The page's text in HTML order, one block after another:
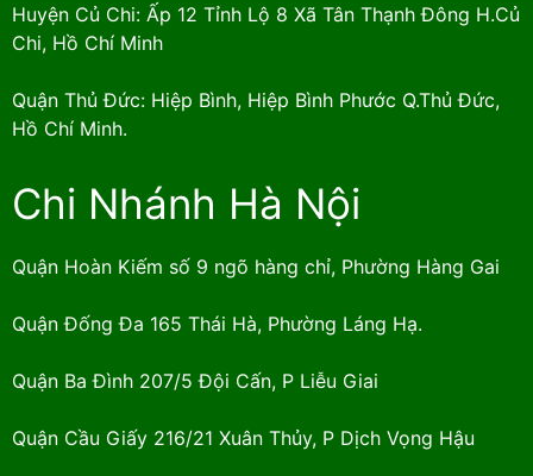
Huyện Củ Chi: Ấp 12 Tỉnh Lộ 8 Xã Tân Thạnh Đông H.Củ
Chi, Hồ Chí Minh
Quận Thủ Đức: Hiệp Bình, Hiệp Bình Phước Q.Thủ Đức,
Hồ Chí Minh.
Chi Nhánh Hà Nội
Quận Hoàn Kiếm số 9 ngõ hàng chỉ, Phường Hàng Gai
Quận Đống Đa 165 Thái Hà, Phường Láng Hạ.
Quận Ba Đình 207/5 Đội Cấn, P Liễu Giai
Quận Cầu Giấy 216/21 Xuân Thủy, P Dịch Vọng Hậu